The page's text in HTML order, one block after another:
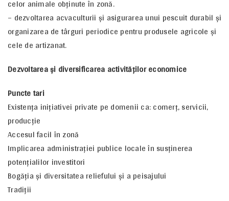
celor animale obţinute în zonă.
– dezvoltarea acvaculturii şi asigurarea unui pescuit durabil şi
organizarea de târguri periodice pentru produsele agricole şi
cele de artizanat.
Dezvoltarea şi diversificarea activităţilor economice
Puncte tari
Existenţa iniţiativei private pe domenii ca: comerţ, servicii,
producţie
Accesul facil în zonă
Implicarea administraţiei publice locale în susţinerea
potenţialilor investitori
Bogăţia şi diversitatea reliefului şi a peisajului
Tradiţii